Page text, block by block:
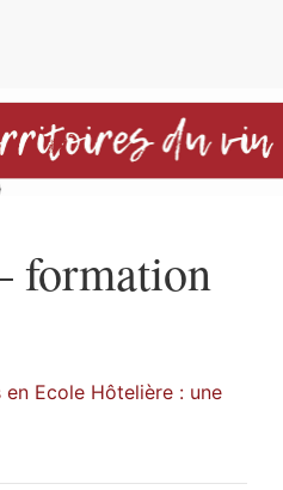
formation
en Ecole Hôtelière : une